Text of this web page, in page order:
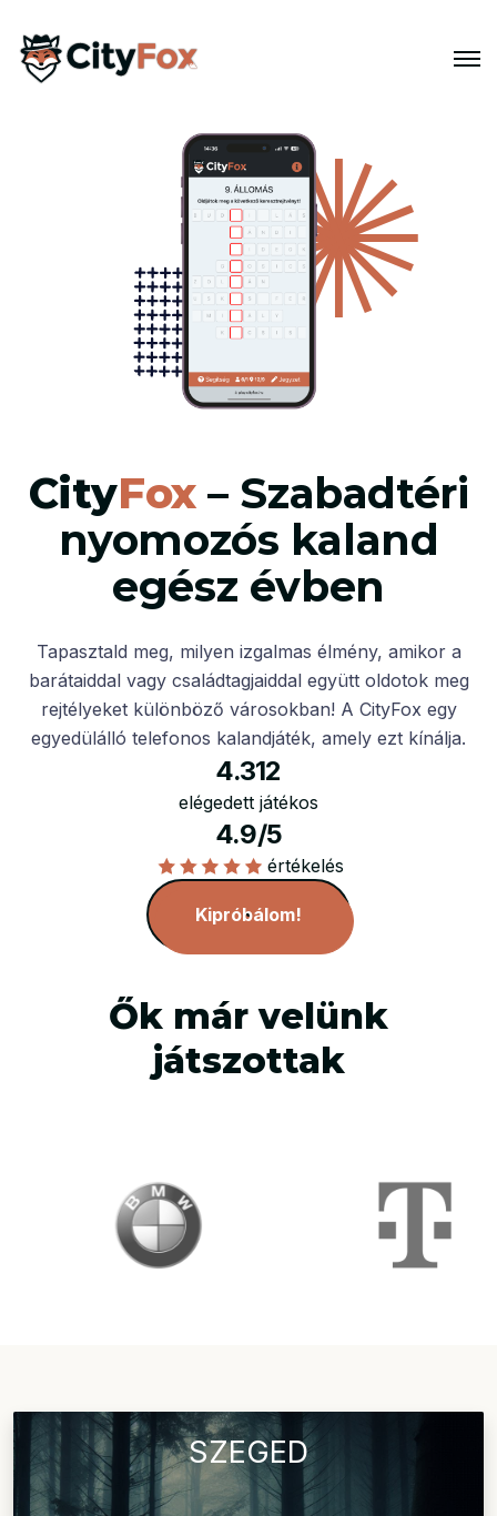
CityFox– Szabadtéri
nyomozós kaland
egész évben
Tapasztald meg, milyen izgalmas élmény, amikor a
barátaiddal vagy családtagjaiddal együtt oldotok meg
rejtélyeket különböző városokban! A CityFox egy
egyedülálló telefonos kalandjáték, amely ezt kínálja.
4.312
elégedett játékos
4.9/5
értékelés
Kipróbálom!
Ők már velünk
játszottak
SZEGED